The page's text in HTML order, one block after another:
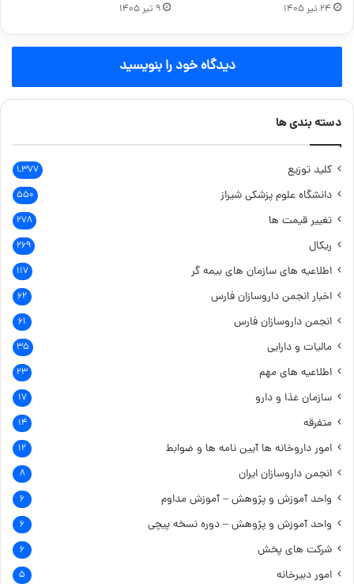
۲۴ تیر ۱۴۰۵ ۹ تیر ۱۴۰۵
دیدگاه خود را بنویسید
دسته بندی ها
کلید توزیع ۱,۳۷۷
دانشگاه علوم پزشکی شیراز ۵۵۰
تغییر قیمت ها ۲۷۸
ریکال ۲۶۹
اطلاعیه های سازمان های بیمه گر ۱۱۷
اخبار انجمن داروسازان فارس ۶۲
انجمن داروسازان فارس ۶۱
مالیات و دارایی ۳۵
اطلاعیه های مهم ۲۳
سازمان غذا و دارو ۱۷
متفرقه ۱۴
امور داروخانه ها آیین نامه ها و ضوابط ۱۲
انجمن داروسازان ایران ۸
واحد آموزش و پژوهش – آموزش مداوم ۶
واحد آموزش و پژوهش – دوره نسخه پیچی ۶
شرکت های پخش ۶
امور دبیرخانه ۵